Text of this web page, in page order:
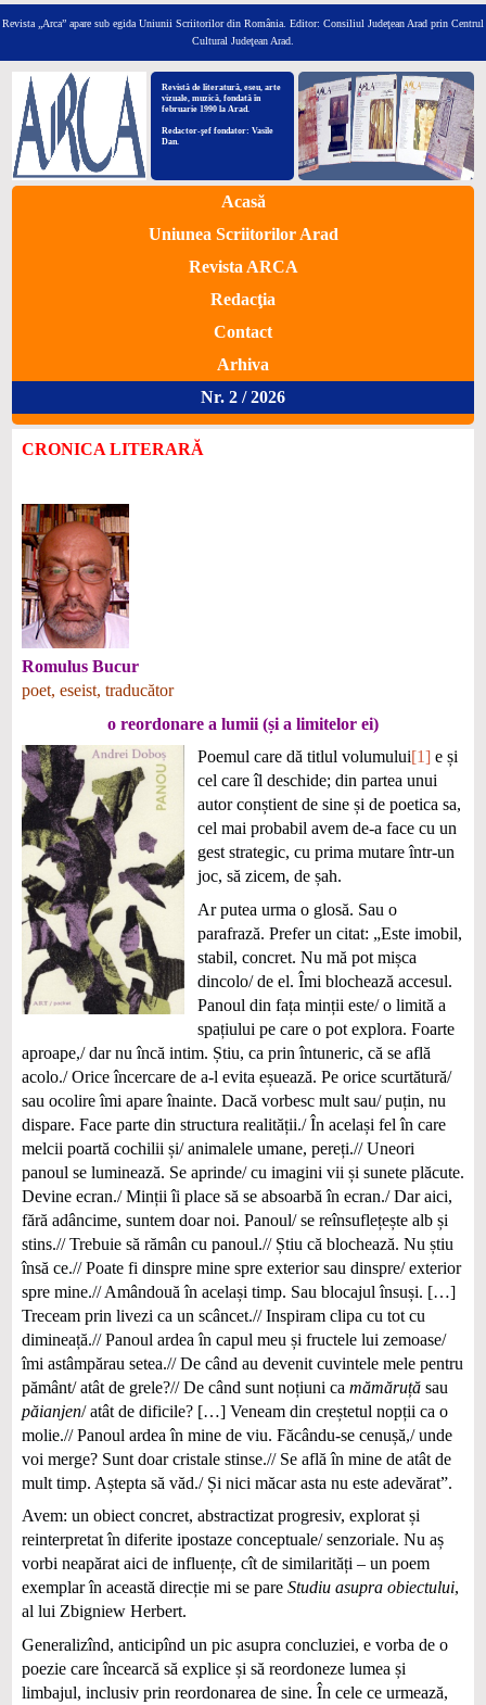
Revista „Arca” apare sub egida Uniunii Scriitorilor din România. Editor: Consiliul Judeţean Arad prin Centrul
Cultural Judeţean Arad.
Revistă de literatură, eseu, arte
vizuale, muzică, fondată în
februarie 1990 la Arad.
Redactor-şef fondator: Vasile
Dan.
Acasă
Uniunea Scriitorilor Arad
Revista ARCA
Redacţia
Contact
Arhiva
Nr. 2 / 2026
CRONICA LITERARĂ
Romulus Bucur
poet, eseist, traducător
o reordonare a lumii (și a limitelor ei)
Poemul care dă titlul volumului[1] e și
cel care îl deschide; din partea unui
autor conștient de sine și de poetica sa,
cel mai probabil avem de-a face cu un
gest strategic, cu prima mutare într-un
joc, să zicem, de șah.
Ar putea urma o glosă. Sau o
parafrază. Prefer un citat: „Este imobil,
stabil, concret. Nu mă pot mișca
dincolo/ de el. Îmi blochează accesul.
Panoul din fața minții este/ o limită a
spațiului pe care o pot explora. Foarte
aproape,/ dar nu încă intim. Știu, ca prin întuneric, că se află
acolo./ Orice încercare de a-l evita eșuează. Pe orice scurtătură/
sau ocolire îmi apare înainte. Dacă vorbesc mult sau/ puțin, nu
dispare. Face parte din structura realității./ În același fel în care
melcii poartă cochilii și/ animalele umane, pereți.// Uneori
panoul se luminează. Se aprinde/ cu imagini vii și sunete plăcute.
Devine ecran./ Minții îi place să se absoarbă în ecran./ Dar aici,
fără adâncime, suntem doar noi. Panoul/ se reînsuflețește alb și
stins.// Trebuie să rămân cu panoul.// Știu că blochează. Nu știu
însă ce.// Poate fi dinspre mine spre exterior sau dinspre/ exterior
spre mine.// Amândouă în același timp. Sau blocajul însuși. […]
Treceam prin livezi ca un scâncet.// Inspiram clipa cu tot cu
dimineață.// Panoul ardea în capul meu și fructele lui zemoase/
îmi astâmpărau setea.// De când au devenit cuvintele mele pentru
pământ/ atât de grele?// De când sunt noțiuni ca mămăruțăsau
păianjen/ atât de dificile? […] Veneam din creștetul nopții ca o
molie.// Panoul ardea în mine de viu. Făcându-se cenușă,/ unde
voi merge? Sunt doar cristale stinse.// Se află în mine de atât de
mult timp. Aștepta să văd./ Și nici măcar asta nu este adevărat”.
Avem: un obiect concret, abstractizat progresiv, explorat și
reinterpretat în diferite ipostaze conceptuale/ senzoriale. Nu aș
vorbi neapărat aici de influențe, cît de similarități – un poem
exemplar în această direcție mi se pare Studiu asupra obiectului,
al lui Zbigniew Herbert.
Generalizînd, anticipînd un pic asupra concluziei, e vorba de o
poezie care încearcă să explice și să reordoneze lumea și
limbajul, inclusiv prin reordonarea de sine. În cele ce urmează,